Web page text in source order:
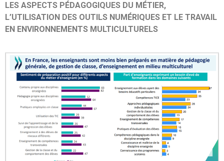
LES ASPECTS PÉDAGOGIQUES DU MÉTIER,
L’UTILISATION DES OUTILS NUMÉRIQUES ET LE TRAVAIL
EN ENVIRONNEMENTS MULTICULTURELS